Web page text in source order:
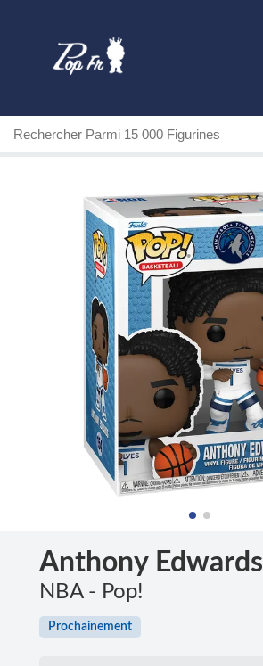
Anthony Edwards
NBA - Pop!
Prochainement